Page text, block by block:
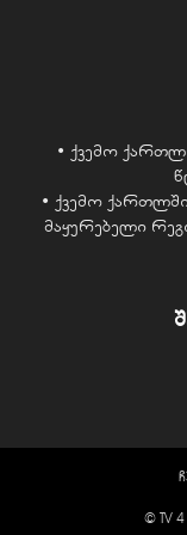
• ქვემო
• ქვემო
მაყურებელი
© TV